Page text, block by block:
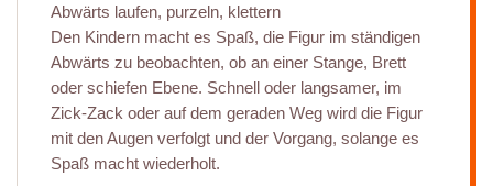
Abwärts laufen, purzeln, klettern
Den Kindern macht es Spaß, die Figur im ständigen
Abwärts zu beobachten, ob an einer Stange, Brett
oder schiefen Ebene. Schnell oder langsamer, im
Zick-Zack oder auf dem geraden Weg wird die Figur
mit den Augen verfolgt und der Vorgang, solange es
Spaß macht wiederholt.